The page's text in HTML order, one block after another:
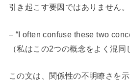
引き起こす要因ではありません。
– “I often confuse these two
（私はこの2つの概念をよく混同
この文は、関係性の不明瞭さを